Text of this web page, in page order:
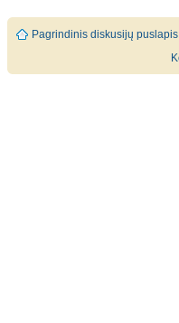
Pagrindinis diskusijų puslapis